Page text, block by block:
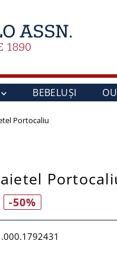
BEBELUŞI
Portocaliu
-50%